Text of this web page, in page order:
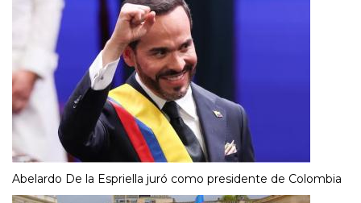
Abelardo De la Espriella juró como presidente de Colombia